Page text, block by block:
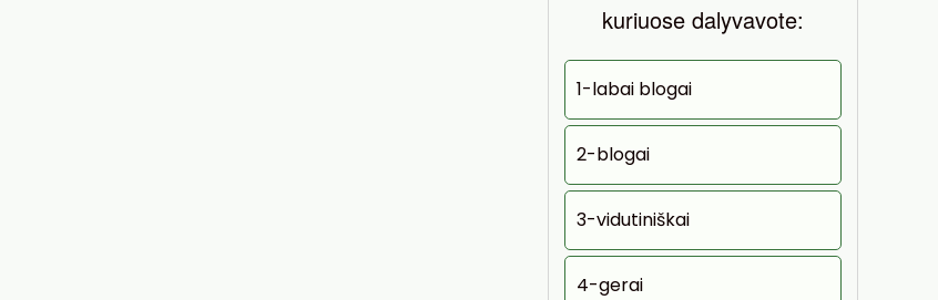
kuriuose dalyvavote:
1-labai blogai
2-blogai
3-vidutiniškai
4-gerai